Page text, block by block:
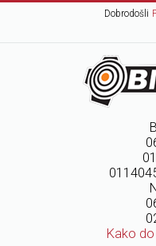
Dobrodošli
Kako